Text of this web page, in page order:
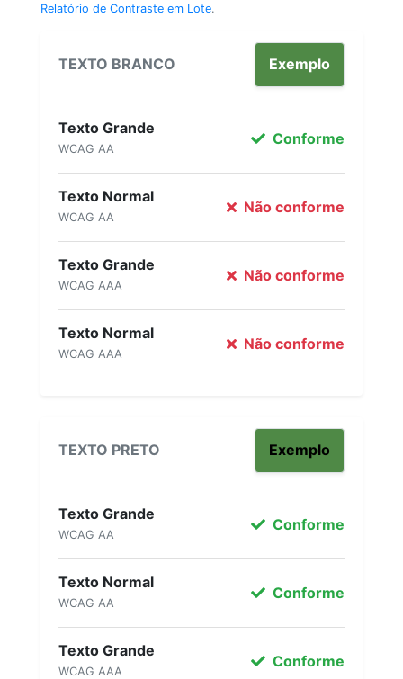
Relatório de Contraste em Lote.
TEXTO BRANCO Exemplo
Texto Grande
WCAG AA
Conforme
Texto Normal
WCAG AA
Não conforme
Texto Grande
WCAG AAA
Não conforme
Texto Normal
WCAG AAA
Não conforme
TEXTO PRETO Exemplo
Texto Grande
WCAG AA
Conforme
Texto Normal
WCAG AA
Conforme
Texto Grande
WCAG AAA
Conforme